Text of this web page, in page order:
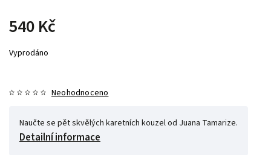
540 Kč
Vyprodáno
Neohodnoceno
Naučte se pět skvělých karetních kouzel od Juana Tamarize.
Detailní informace